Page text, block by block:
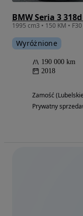
BMW Seria 3
1995 cm3 • 150 KM •
Wyróżnione
190 000 km
2018
Zamość
Prywatny